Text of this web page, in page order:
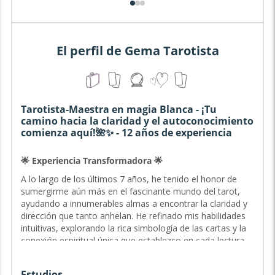
El perfil de Gema Tarotista
Tarotista-Maestra en magia Blanca - ¡Tu
camino hacia la claridad y el autoconocimiento
comienza aquí!🌺✨ - 12 años de experiencia
🌟 Experiencia Transformadora 🌟
A lo largo de los últimos 7 años, he tenido el honor de
sumergirme aún más en el fascinante mundo del tarot,
ayudando a innumerables almas a encontrar la claridad y
dirección que tanto anhelan. He refinado mis habilidades
intuitivas, explorando la rica simbología de las cartas y la
conexión espiritual única que establezco en cada lectura.
He sido testigo del poder transformador de mis lecturas